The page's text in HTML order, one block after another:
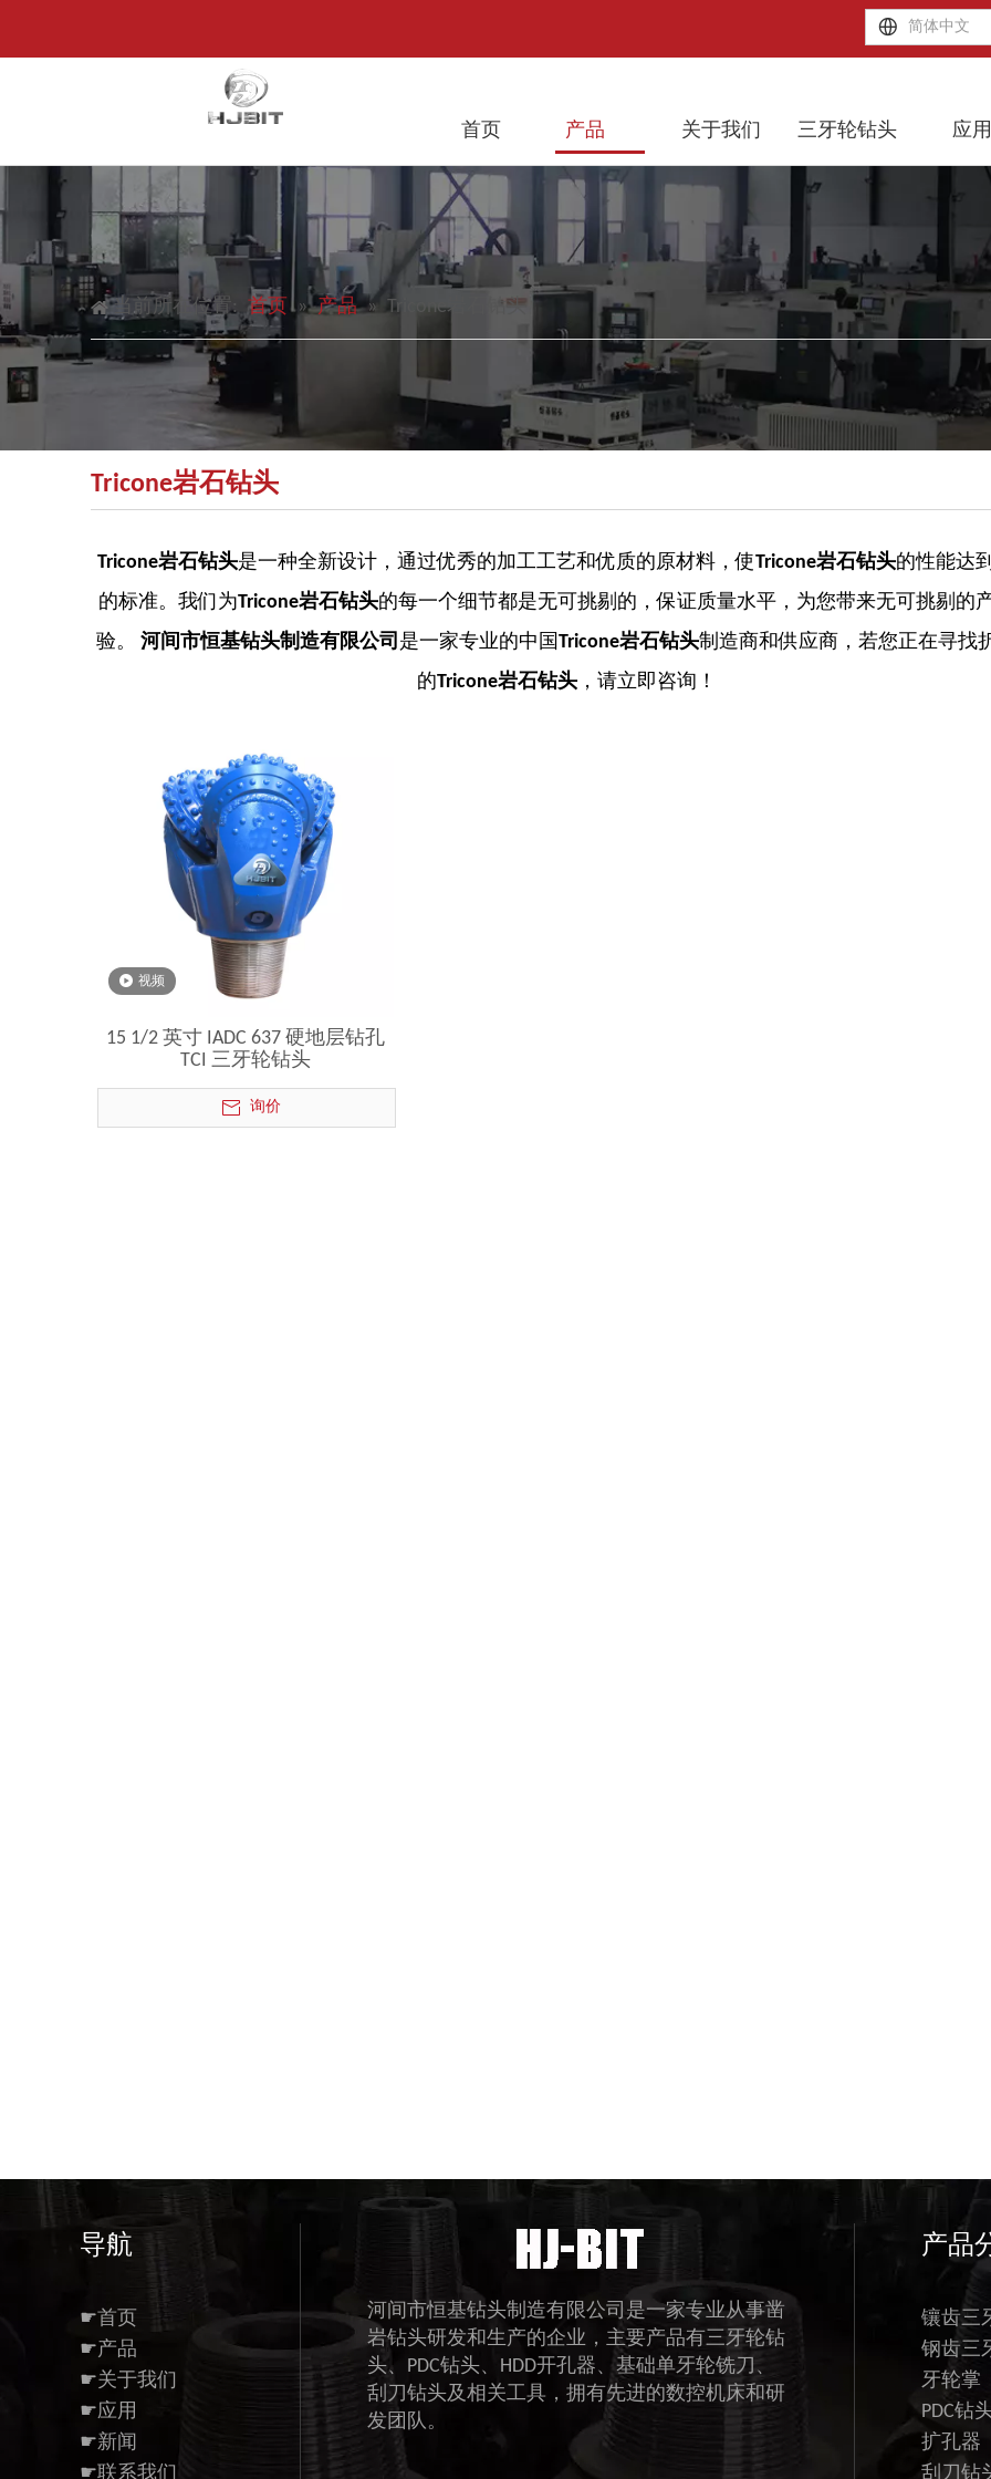
简体中文
首页 产品 关于我们 三牙轮钻头 应用
当前所在位置: 首页 » 产品 » Tricone岩石钻头
Tricone岩石钻头
Tricone岩石钻头是一种全新设计，通过优秀的加工工艺和优质的原材料，使Tricone岩石钻头的性能达
的标准。我们为Tricone岩石钻头的每一个细节都是无可挑剔的，保证质量水平，为您带来无可挑剔的
验。 河间市恒基钻头制造有限公司是一家专业的中国Tricone岩石钻头制造商和供应商，若您正在寻找
的Tricone岩石钻头，请立即咨询！
视频
15 1/2 英寸 IADC 637 硬地层钻孔
TCI 三牙轮钻头
询价
导航
☛首页
☛产品
☛关于我们
☛应用
☛新闻
☛联系我们
河间市恒基钻头制造有限公司是一家专业从事凿
岩钻头研发和生产的企业，主要产品有三牙轮钻
头、PDC钻头、HDD开孔器、基础单牙轮铣刀、
刮刀钻头及相关工具，拥有先进的数控机床和研
发团队。
产品
镶齿三
钢齿三
牙轮掌
PDC钻
扩孔器
刮刀钻